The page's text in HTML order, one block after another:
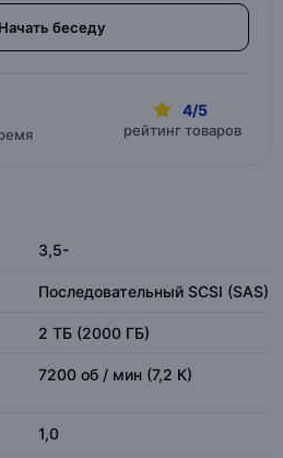
Начать беседу
4/5
рейтинг товаров
3,5-
Последовательный SCSI (SAS)
2 ТБ (2000 ГБ)
7200 об / мин (7,2 К)
1,0